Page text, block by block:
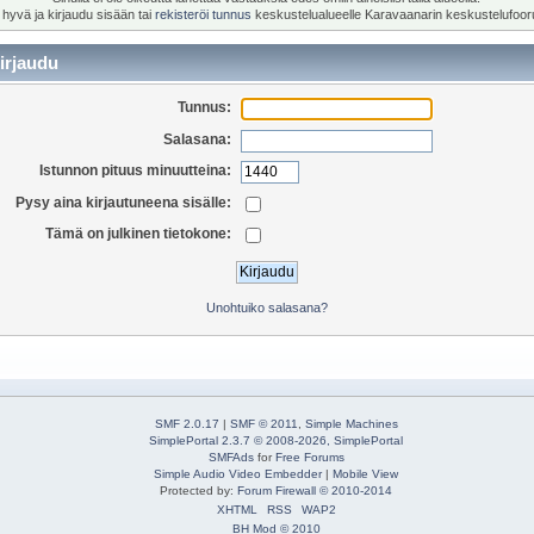
hyvä ja kirjaudu sisään tai rekisteröi tunnus keskustelualueelle Karavaanarin
Tunnus:
Salasana:
Istunnon pituus minuutteina:
Pysy aina kirjautuneena sisälle:
Tämä on julkinen tietokone:
Unohtuiko salasana?
SMF 2.0.17 | SMF © 2011, Simple Machines
SimplePortal 2.3.7 © 2008-2026, SimplePortal
SMFAdsforFree Forums
Simple Audio Video Embedder| Mobile View
Protected by: Forum Firewall © 2010-2014
XHTML
RSS
WAP2
BH Mod © 2010